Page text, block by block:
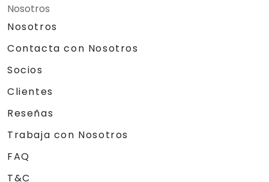
Nosotros
Nosotros
Contacta con Nosotros
Socios
Clientes
Reseñas
Trabaja con Nosotros
FAQ
T&C